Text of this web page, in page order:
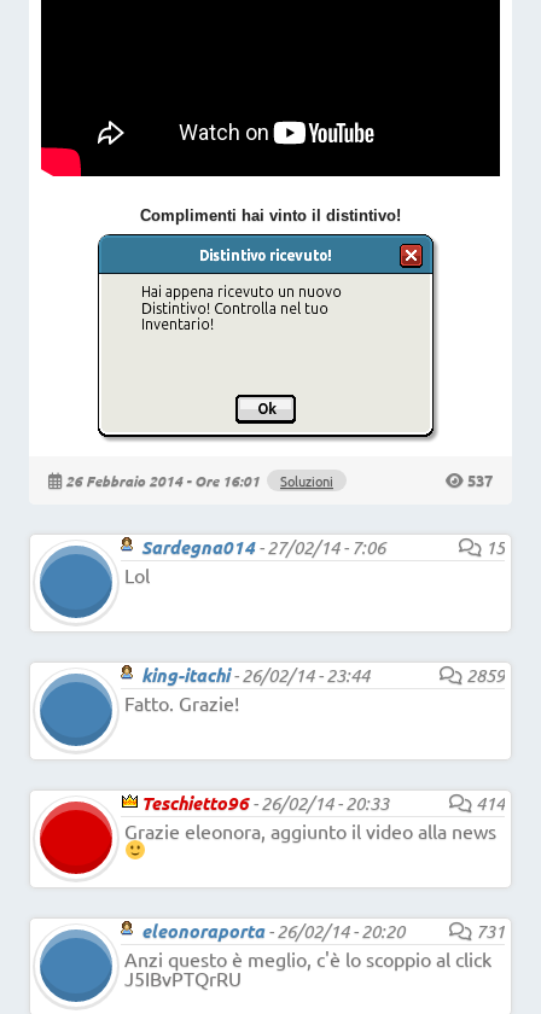
Complimenti hai vinto il distintivo!
26 Febbraio 2014 - Ore 16:01 Soluzioni 537
Sardegna014-27/02/14 - 7:06
15
Lol
king-itachi-26/02/14 - 23:44
2859
Fatto. Grazie!
Teschietto96-26/02/14 - 20:33
414
Grazie eleonora, aggiunto il video alla news
eleonoraporta-26/02/14 - 20:20
731
Anzi questo è meglio, c'è lo scoppio al click
J5IBvPTQrRU